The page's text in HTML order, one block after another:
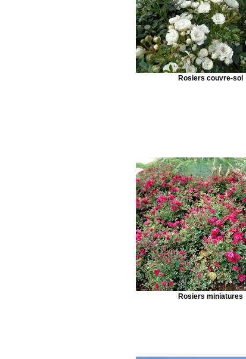
Rosiers couvre-sol
Rosiers miniatures